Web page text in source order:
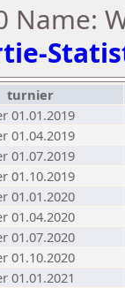
Name:
turnier
01.01.2019
01.04.2019
01.07.2019
01.10.2019
01.01.2020
01.04.2020
01.07.2020
01.10.2020
01.01.2021